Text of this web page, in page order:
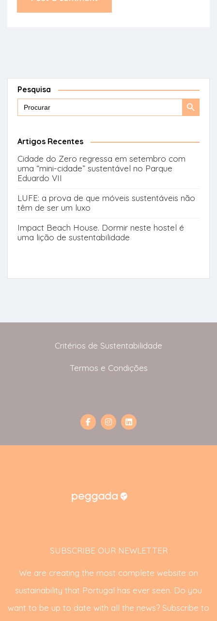
Pesquisa
Search
Search
Artigos Recentes
Cidade do Zero regressa em setembro com
uma “mini-cidade” sustentável no Parque
Eduardo VII
LUFE: a prova de que móveis sustentáveis não
têm de ser um luxo
Impact Beach House. Dormir neste hostel é
uma lição de sustentabilidade
Critérios de Sustentabilidade
Termos e Condições
SUBSCRIBE OUR NEWLETTER
We are creating the most complete website on
sustainability that Portugal has ever seen. Do you
want to be up to date with all the news? Subscribe to